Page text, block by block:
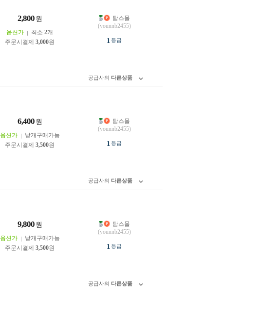
2,800 원
옵션가 최소 2개
주문시결제 3,000원
탐스몰
(younnb2455)
1 등급
공급사의 다른상품
6,400 원
옵션가
낱개구매가능
주문시결제 3,500원
탐스몰
(younnb2455)
1 등급
공급사의 다른상품
9,800 원
옵션가
낱개구매가능
주문시결제 3,500원
탐스몰
(younnb2455)
1 등급
공급사의 다른상품